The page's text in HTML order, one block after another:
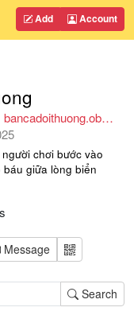
Add Account
bancadoithuong.ob…
chơi bước vào
giữa lòng biển
Message
Search